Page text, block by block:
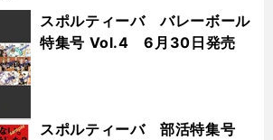
スポルティーバ バレーボール
特集号 Vol.4 6月30日発売
スポルティーバ 部活特集号